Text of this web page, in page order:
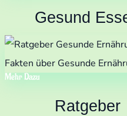
Gesund
Mehr Dazu
Ratgeber